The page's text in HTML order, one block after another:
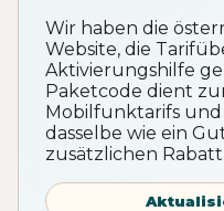
Wir haben die
Website, die
Aktivierungshilfe
Paketcode dient
Mobilfunktarifs
dasselbe wie ein
zusätzlichen Rabatt.